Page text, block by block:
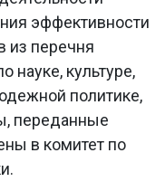
эффективности
из перечня
науке, культуре,
политике,
переданные
в комитет по